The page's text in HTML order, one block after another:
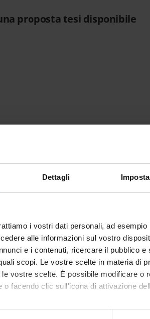
Dettagli
i vostri dati personali, ad
alle informazioni sul vostro
e i contenuti, ricercare il pubblico
scopi. Le vostre scelte in materia di
vostre scelte. È possibile modificare o
o facendo clic sull'icona di attivazione
anche:
proposta tesi disponibile